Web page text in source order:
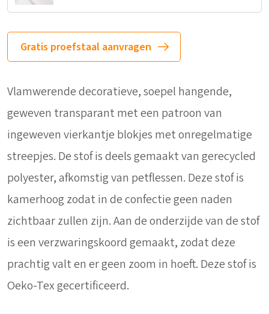
Gratis proefstaal aanvragen
Vlamwerende decoratieve, soepel hangende,
geweven transparant met een patroon van
ingeweven vierkantje blokjes met onregelmatige
streepjes. De stof is deels gemaakt van gerecycled
polyester, afkomstig van petflessen. Deze stof is
kamerhoog zodat in de confectie geen naden
zichtbaar zullen zijn. Aan de onderzijde van de stof
is een verzwaringskoord gemaakt, zodat deze
prachtig valt en er geen zoom in hoeft. Deze stof is
Oeko-Tex gecertificeerd.